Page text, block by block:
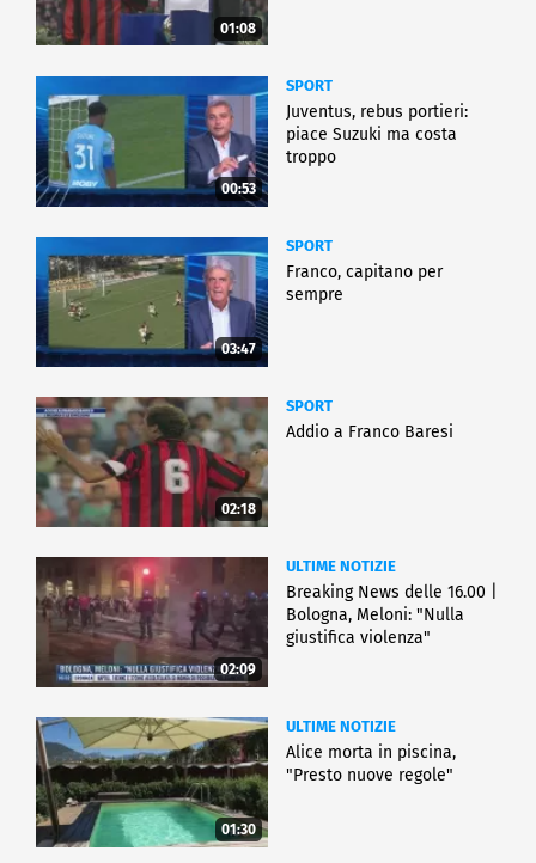
01:08
00:53
SPORT
Juventus, rebus portieri:
piace Suzuki ma costa
troppo
03:47
SPORT
Franco, capitano per
sempre
02:18
SPORT
Addio a Franco Baresi
02:09
ULTIME NOTIZIE
Breaking News delle 16.00 |
Bologna, Meloni: "Nulla
giustifica violenza"
01:30
ULTIME NOTIZIE
Alice morta in piscina,
"Presto nuove regole"